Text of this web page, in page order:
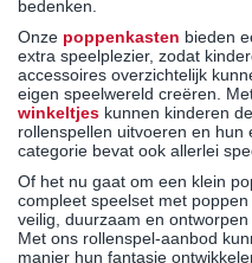
bedenken.
Onze poppenkasten bieden
extra speelplezier, zodat
accessoires overzichtelijk
eigen speelwereld creëren.
winkeltjes kunnen kinderen
rollenspellen uitvoeren en
categorie bevat ook allerlei
Of het nu gaat om een klein
compleet speelset met
veilig, duurzaam en
Met ons rollenspel-aanbod
manier hun fantasie